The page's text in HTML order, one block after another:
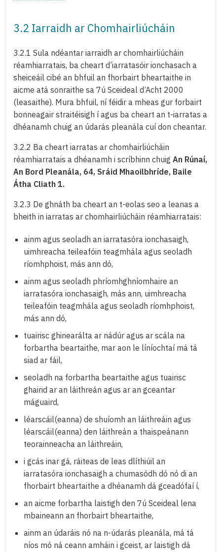
3.2 Iarraidh ar Chomhairliúcháin
3.2.1 Sula ndéantar iarraidh ar chomhairliúcháin
réamhiarratais, ba cheart d’iarratasóir ionchasach a
sheiceáil cibé an bhfuil an fhorbairt bheartaithe in
aicme atá sonraithe sa 7ú Sceideal d’Acht 2000
(leasaithe). Mura bhfuil, ní féidir a mheas gur forbairt
bonneagair straitéisigh í agus ba cheart an t-iarratas a
dhéanamh chuig an údarás pleanála cuí don cheantar.
3.2.2 Ba cheart iarratas ar chomhairliúcháin
réamhiarratais a dhéanamh i scríbhinn chuig An Rúnaí,
An Bord Pleanála, 64, Sráid Mhaoilbhríde, Baile
Átha Cliath 1.
3.2.3 De ghnáth ba cheart an t-eolas seo a leanas a
bheith in iarratas ar chomhairliúcháin réamhiarratais:
ainm agus seoladh an iarratasóra ionchasaigh,
uimhreacha teileafóin teagmhála agus seoladh
ríomhphoist, más ann dó,
ainm agus seoladh phríomhghníomhaire an
iarratasóra ionchasaigh, más ann, uimhreacha
teileafóin teagmhála agus seoladh ríomhphoist,
más ann dó,
tuairisc ghinearálta ar nádúr agus ar scála na
forbartha beartaithe, mar aon le líníochtaí má tá
siad ar fáil,
seoladh na forbartha beartaithe agus tuairisc
ghairid ar an láithreán agus ar an gceantar
máguaird,
léarscáil(eanna) de shuíomh an láithreáin agus
léarscáil(eanna) den láithreán a thaispeánann
teorainneacha an láithreáin,
i gcás inar gá, ráiteas de leas dlíthiúil an
iarratasóra ionchasaigh a chumasódh dó nó di an
fhorbairt bheartaithe a dhéanamh dá gceadófaí í,
an aicme forbartha laistigh den 7ú Sceideal lena
mbaineann an fhorbairt bheartaithe,
ainm an údaráis nó na n-údarás pleanála, má tá
níos mó ná ceann amháin i gceist, ar laistigh dá